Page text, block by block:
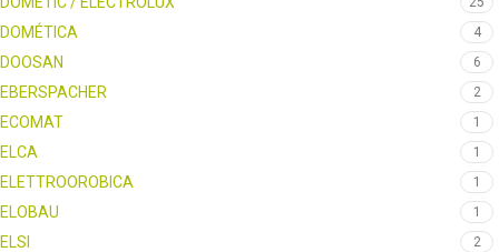
DOMÉTICA 4
DOOSAN 6
EBERSPACHER 2
ECOMAT 1
ELCA 1
ELETTROOROBICA 1
ELOBAU 1
ELSI 2